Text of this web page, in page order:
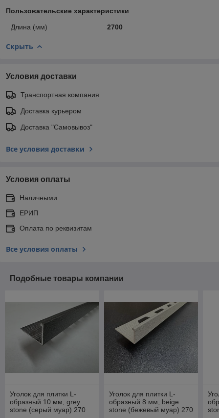
Пользовательские характеристики
Длина (мм) 2700
Скрыть
Условия доставки
Транспортная компания
Доставка курьером
Доставка "Самовывоз"
Все условия доставки
Условия оплаты
Наличными
ЕРИП
Оплата по реквизитам
Все условия оплаты
Подобные товары компании
Уголок для плитки L-
образный 10 мм, grey
stone (серый муар) 270
Уголок для плитки L-
образный 8 мм, beige
stone (бежевый муар) 270